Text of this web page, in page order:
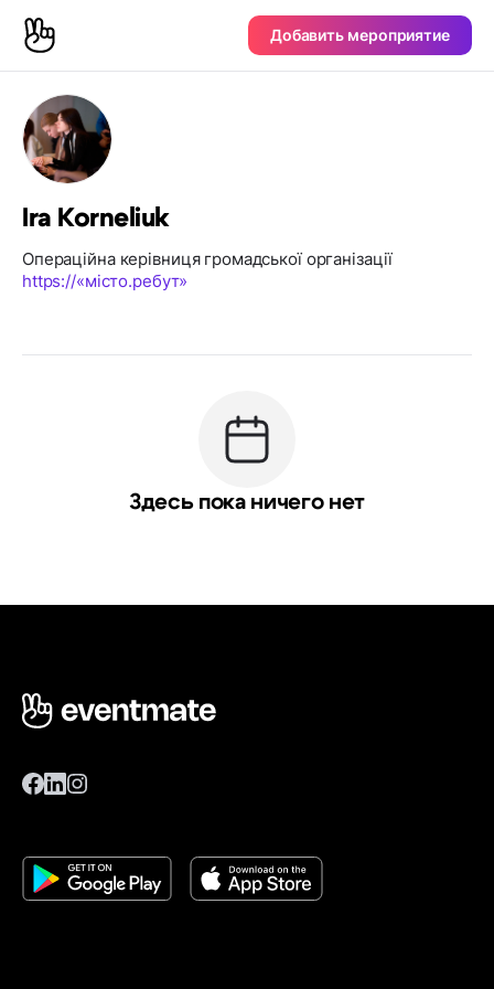
Добавить мероприятие
Ira Korneliuk
Операційна керівниця громадської організації
https://«місто.ребут»
Здесь пока ничего нет